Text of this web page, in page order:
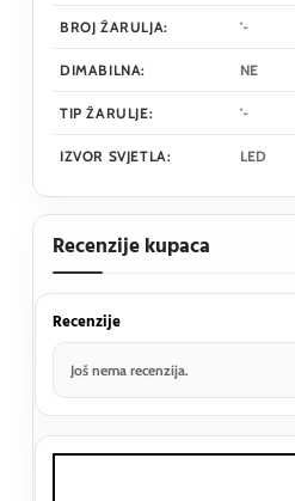
BROJ ŽARULJA: '-
DIMABILNA: NE
TIP ŽARULJE: '-
IZVOR SVJETLA: LED
Recenzije kupaca
Recenzije
Još nema recenzija.